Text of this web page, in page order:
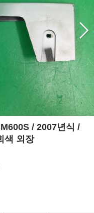
/ 2007년식 /
색 외장